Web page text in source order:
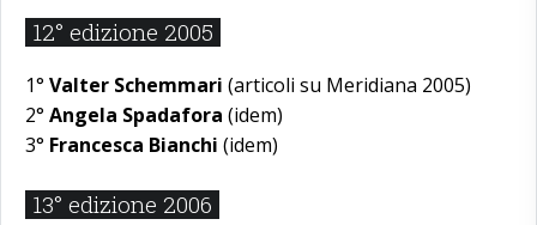
12° edizione 2005
1° Valter Schemmari (articoli su Meridiana 2005)
2° Angela Spadafora (idem)
3° Francesca Bianchi (idem)
13° edizione 2006